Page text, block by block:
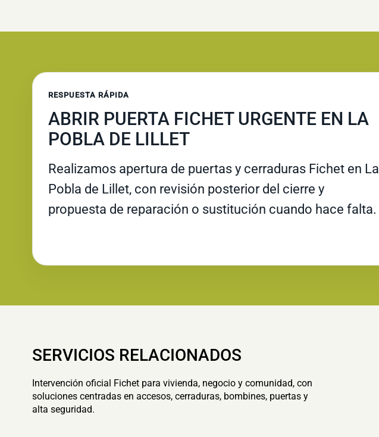
RESPUESTA RÁPIDA
ABRIR PUERTA FICHET URGENTE EN LA
POBLA DE LILLET
Realizamos apertura de puertas y cerraduras Fichet en La
Pobla de Lillet, con revisión posterior del cierre y
propuesta de reparación o sustitución cuando hace falta.
SERVICIOS RELACIONADOS
Intervención oficial Fichet para vivienda, negocio y comunidad, con
soluciones centradas en accesos, cerraduras, bombines, puertas y
alta seguridad.